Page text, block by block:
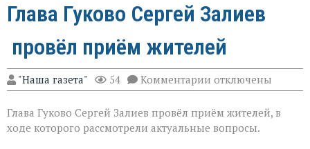
Глава Гуково Сергей Залиев
провёл приём жителей
"Наша газета" 54 Комментарии к
записи
Гуково
Сергей
Залиев
отключены
Глава Гуково Сергей Залиев провёл приём жителей, в
ходе которого рассмотрели актуальные вопросы.